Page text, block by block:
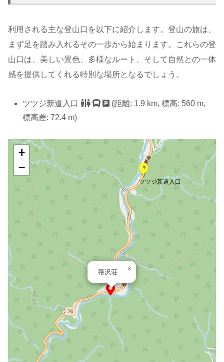
利用される主な登山口を以下に紹介します。登山の旅は、
まず足を踏み入れるその一歩から始まります。これらの登
山口は、美しい景色、多様なルート、そして自然との一体
感を提供してくれる特別な場所となるでしょう。
ツツジ新道入口
(距離: 1.9 km, 標高: 560 m,
標高差: 72.4 m)
ツツジ新道入口
箒沢荘 ×
+
−